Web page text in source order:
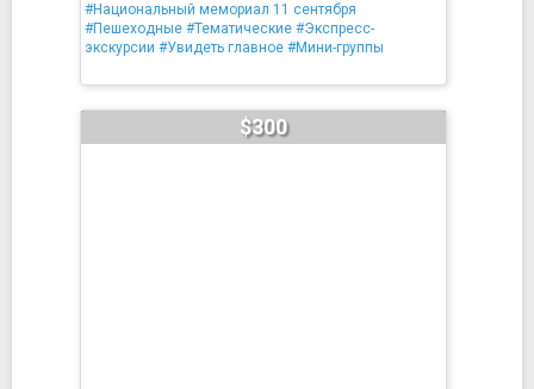
#Национальный мемориал 11 сентября
#Пешеходные #Тематические #Экспресс-
экскурсии #Увидеть главное #Мини-группы
$300